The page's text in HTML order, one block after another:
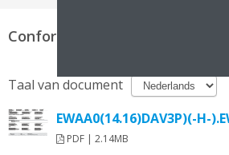
Conformiteitsattesten
Taal van document
EWAA0(14.16)DAV3P)(-H-
PDF | 2.14MB